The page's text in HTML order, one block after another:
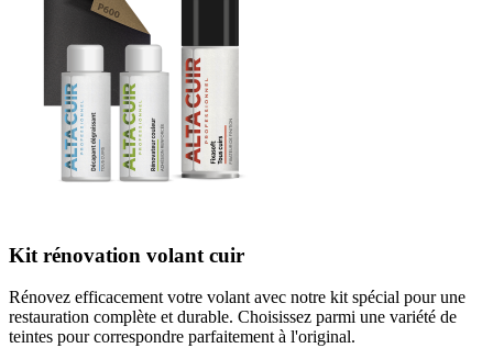
Kit rénovation volant cuir
Rénovez efficacement votre volant avec notre kit spécial pour une
restauration complète et durable. Choisissez parmi une variété de
teintes pour correspondre parfaitement à l'original.